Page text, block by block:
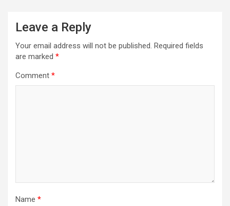
Leave a Reply
Your email address will not be published. Required fields
are marked *
Comment *
Name *